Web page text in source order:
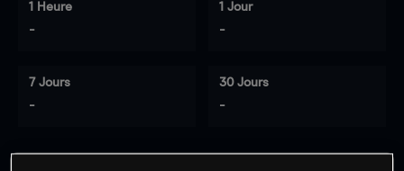
1 Heure
-
1 Jour
-
7 Jours
-
30 Jours
-